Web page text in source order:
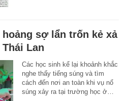
sợ lẩn trốn kẻ xả
Lan
Các học sinh kể lại khoảnh khắc
nghe thấy tiếng súng và tìm
cách đến nơi an toàn khi vụ nổ
súng xảy ra tại trường học ở…